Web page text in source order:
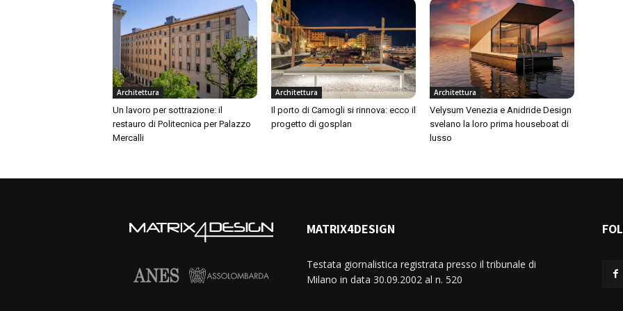
Architettura
Un lavoro per sottrazione: il
restauro di Politecnica per Palazzo
Mercalli
Architettura
Il porto di Camogli si rinnova: ecco il
progetto di gosplan
Architettura
Velysum Venezia e Anidride Design
svelano la loro prima houseboat di
lusso
MATRIX4DESIGN
Testata giornalistica registrata presso il tribunale di
Milano in data 30.09.2002 al n. 520